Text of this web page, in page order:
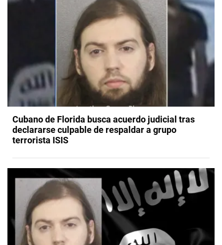
Cubano de Florida busca acuerdo judicial tras
declararse culpable de respaldar a grupo
terrorista ISIS